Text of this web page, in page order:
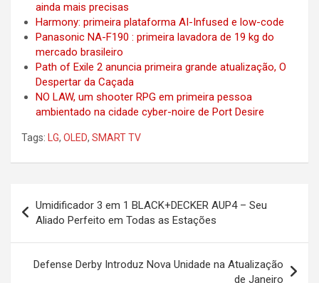
ainda mais precisas
Harmony: primeira plataforma AI-Infused e low-code
Panasonic NA-F190 : primeira lavadora de 19 kg do
mercado brasileiro
Path of Exile 2 anuncia primeira grande atualização, O
Despertar da Caçada
NO LAW, um shooter RPG em primeira pessoa
ambientado na cidade cyber-noire de Port Desire
Tags: LG, OLED, SMART TV
navigation
Umidificador 3 em 1 BLACK+DECKER AUP4 – Seu
Aliado Perfeito em Todas as Estações
Defense Derby Introduz Nova Unidade na Atualização
de Janeiro